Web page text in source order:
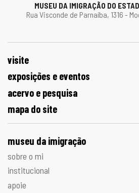
MUSEU DA IMIGRAÇÃO DO
Rua Visconde de Parnaíba, 1316 -
visite
exposições e eventos
acervo e pesquisa
mapa do site
museu da imigração
sobre o mi
institucional
apoie